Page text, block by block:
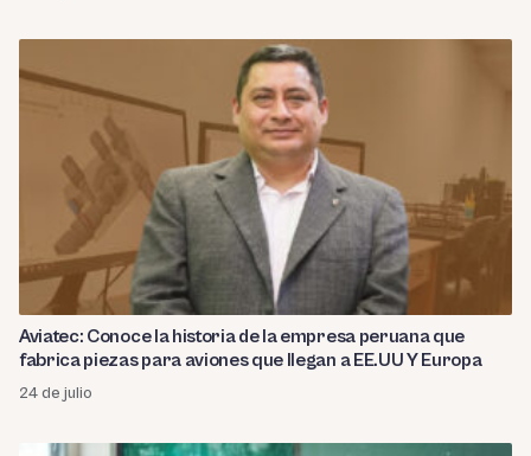
Aviatec: Conoce la historia de la empresa peruana que
fabrica piezas para aviones que llegan a EE.UU Y Europa
24 de julio